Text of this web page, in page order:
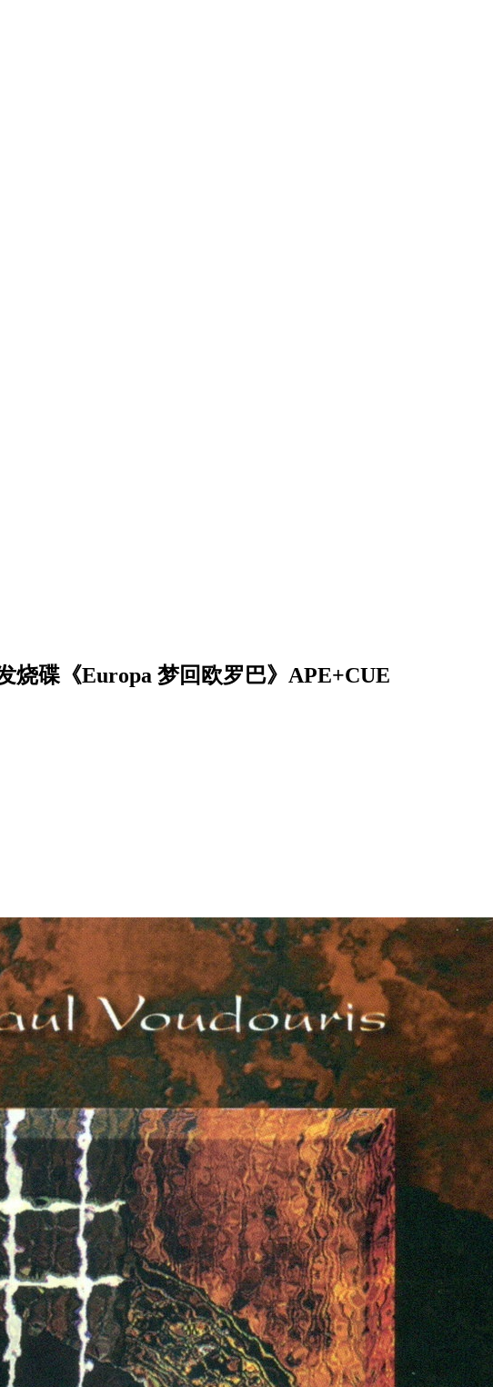
烧碟《Europa 梦回欧罗巴》APE+CUE